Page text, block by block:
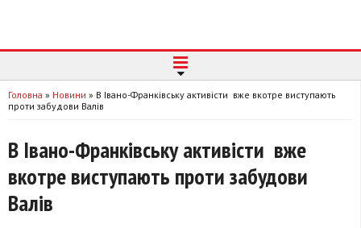
Головна » Новини » В Івано-Франківську активісти вже вкотре виступають
проти забудови Валів
В Івано-Франківську активісти вже
вкотре виступають проти забудови
Валів